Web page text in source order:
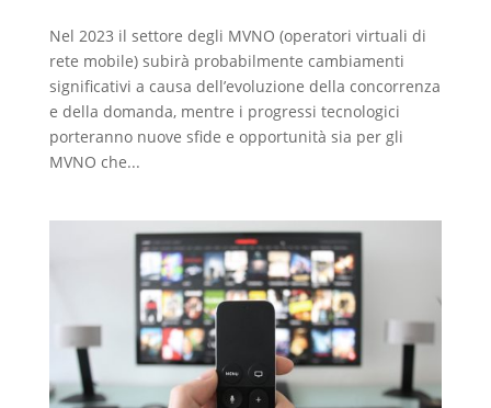
Nel 2023 il settore degli MVNO (operatori virtuali di
rete mobile) subirà probabilmente cambiamenti
significativi a causa dell’evoluzione della concorrenza
e della domanda, mentre i progressi tecnologici
porteranno nuove sfide e opportunità sia per gli
MVNO che...